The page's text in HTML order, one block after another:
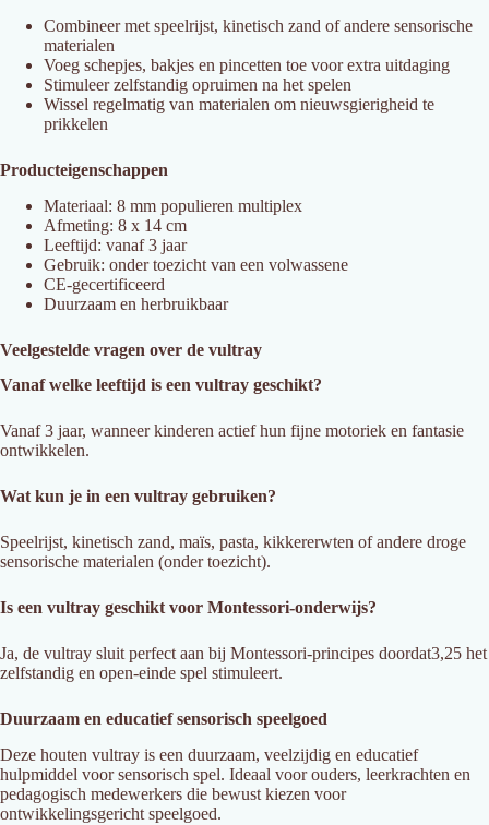
Combineer met speelrijst, kinetisch zand of andere sensorische
materialen
Voeg schepjes, bakjes en pincetten toe voor extra uitdaging
Stimuleer zelfstandig opruimen na het spelen
Wissel regelmatig van materialen om nieuwsgierigheid te
prikkelen
Producteigenschappen
Materiaal: 8 mm populieren multiplex
Afmeting: 8 x 14 cm
Leeftijd: vanaf 3 jaar
Gebruik: onder toezicht van een volwassene
CE-gecertificeerd
Duurzaam en herbruikbaar
Veelgestelde vragen over de vultray
Vanaf welke leeftijd is een vultray geschikt?
Vanaf 3 jaar, wanneer kinderen actief hun fijne motoriek en fantasie
ontwikkelen.
Wat kun je in een vultray gebruiken?
Speelrijst, kinetisch zand, maïs, pasta, kikkererwten of andere droge
sensorische materialen (onder toezicht).
Is een vultray geschikt voor Montessori-onderwijs?
Ja, de vultray sluit perfect aan bij Montessori-principes doordat3,25 het
zelfstandig en open-einde spel stimuleert.
Duurzaam en educatief sensorisch speelgoed
Deze houten vultray is een duurzaam, veelzijdig en educatief
hulpmiddel voor sensorisch spel. Ideaal voor ouders, leerkrachten en
pedagogisch medewerkers die bewust kiezen voor
ontwikkelingsgericht speelgoed.